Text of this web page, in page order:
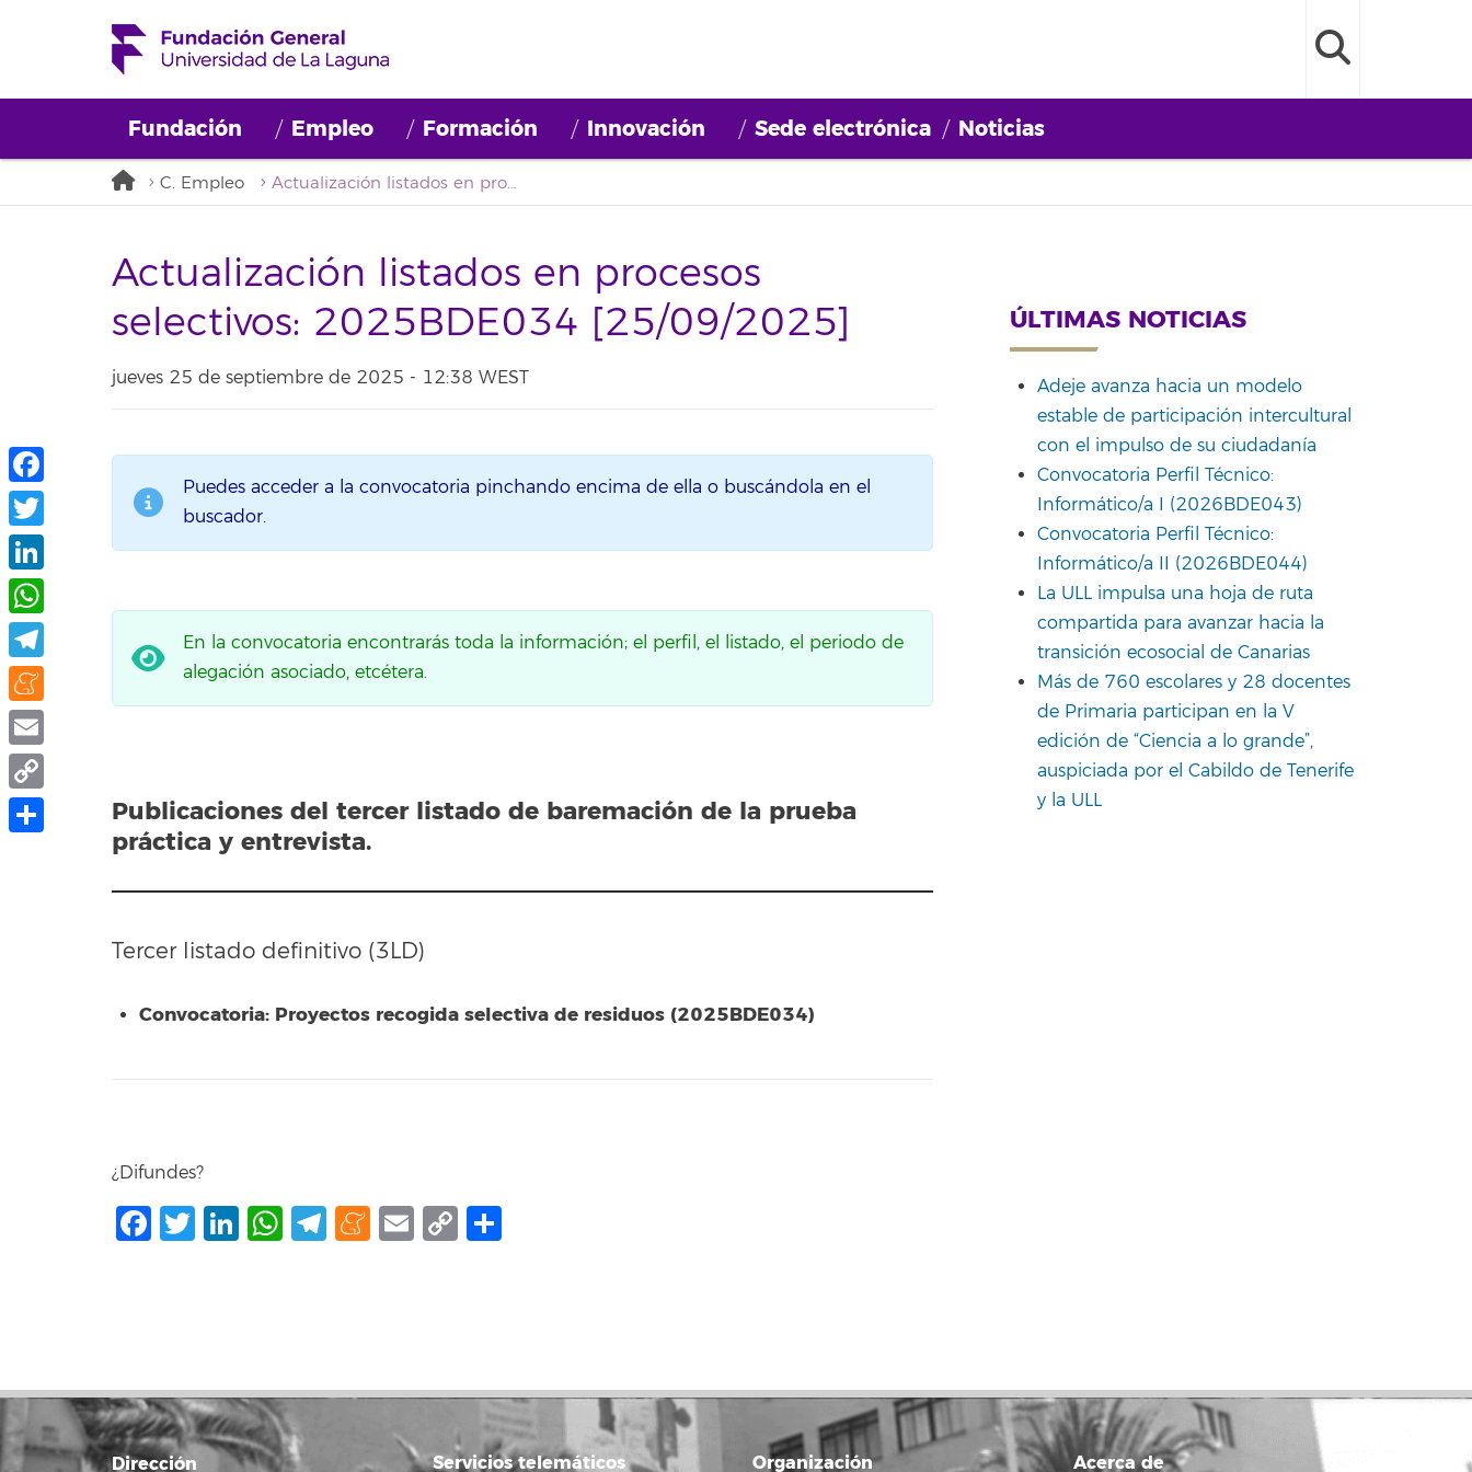
Fundación Empleo Formación Innovación Sede electrónica Noticias
C. Empleo Actualización listados en procesos selectivos: 2025BDE034 [25/09/2025]
Actualización listados en procesos
selectivos: 2025BDE034 [25/09/2025]
jueves 25 de septiembre de 2025 - 12:38 WEST
Puedes acceder a la convocatoria pinchando encima de ella o buscándola en el
buscador.
En la convocatoria encontrarás toda la información; el perfil, el listado, el periodo de
alegación asociado, etcétera.
Publicaciones del tercer listado de baremación de la prueba
práctica y entrevista.
Tercer listado definitivo (3LD)
Convocatoria: Proyectos recogida selectiva de residuos (2025BDE034)
¿Difundes?
Facebook
Twitter
LinkedIn
WhatsApp
Telegram
Meneame
Email
Copy
ÚLTIMAS NOTICIAS
Adeje avanza hacia un modelo
estable de participación intercultural
con el impulso de su ciudadanía
Convocatoria Perfil Técnico:
Informático/a I (2026BDE043)
Convocatoria Perfil Técnico:
Informático/a II (2026BDE044)
La ULL impulsa una hoja de ruta
compartida para avanzar hacia la
transición ecosocial de Canarias
Más de 760 escolares y 28 docentes
de Primaria participan en la V
edición de “Ciencia a lo grande”,
auspiciada por el Cabildo de Tenerife
y la ULL
Dirección Servicios telemáticos Organización Acerca de
Facebook
Twitter
LinkedIn
WhatsApp
Telegram
Meneame
Email
Copy